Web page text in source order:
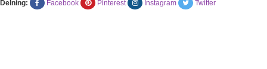
Delning: Facebook Pinterest Instagram Twitter